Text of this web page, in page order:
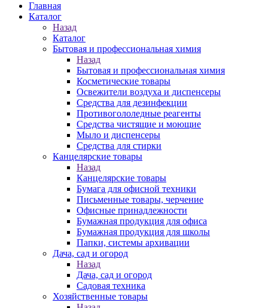
Главная
Каталог
Назад
Каталог
Бытовая и профессиональная химия
Назад
Бытовая и профессиональная химия
Косметические товары
Освежители воздуха и диспенсеры
Средства для дезинфекции
Противогололедные реагенты
Средства чистящие и моющие
Мыло и диспенсеры
Средства для стирки
Канцелярские товары
Назад
Канцелярские товары
Бумага для офисной техники
Письменные товары, черчение
Офисные принадлежности
Бумажная продукция для офиса
Бумажная продукция для школы
Папки, системы архивации
Дача, сад и огород
Назад
Дача, сад и огород
Садовая техника
Хозяйственные товары